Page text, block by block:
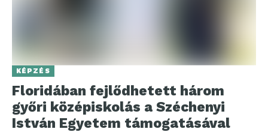
KÉPZÉS
Floridában fejlődhetett három
győri középiskolás a Széchenyi
István Egyetem támogatásával